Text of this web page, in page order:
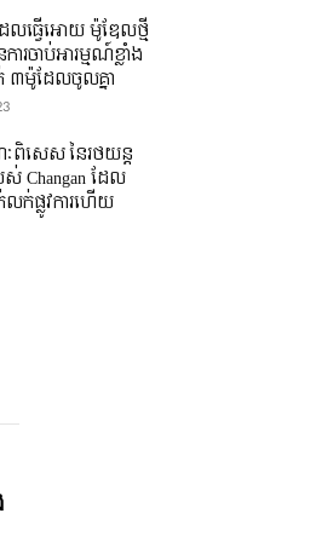
លធ្វើអោយ ម៉ូឌែលថ្មី
រចាប់អារម្មណ៍ខ្លាំង
៣ម៉ូដែលចូលគ្នា
សេស នៃរថយន្ត
Changan ដែល
ក់ផ្លូវការហើយ